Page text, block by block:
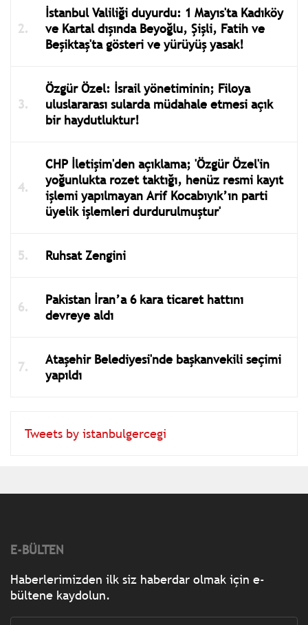
İstanbul Valiliği duyurdu: 1 Mayıs'ta Kadıköy
ve Kartal dışında Beyoğlu, Şişli, Fatih ve
Beşiktaş'ta gösteri ve yürüyüş yasak!
Özgür Özel: İsrail yönetiminin; Filoya
uluslararası sularda müdahale etmesi açık
bir haydutluktur!
CHP İletişim'den açıklama; 'Özgür Özel'in
yoğunlukta rozet taktığı, henüz resmi kayıt
işlemi yapılmayan Arif Kocabıyık’ın parti
üyelik işlemleri durdurulmuştur'
Ruhsat Zengini
Pakistan İran’a 6 kara ticaret hattını
devreye aldı
Ataşehir Belediyesi'nde başkanvekili seçimi
yapıldı
Tweets by istanbulgercegi
E-BÜLTEN
Haberlerimizden ilk siz haberdar olmak için e-
bültene kaydolun.